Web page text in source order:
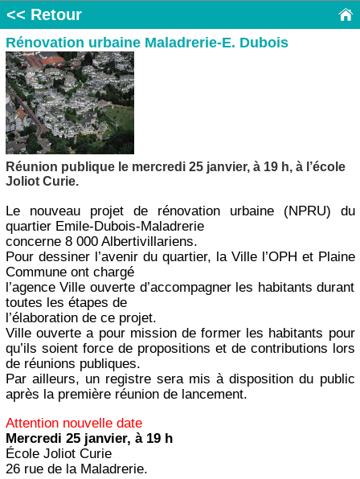
<< Retour
Rénovation urbaine Maladrerie-E. Dubois
Réunion publique le mercredi 25 janvier, à 19 h, à l’école
Joliot Curie.
Le nouveau projet de rénovation urbaine (NPRU) du
quartier Emile-Dubois-Maladrerie
concerne 8 000 Albertivillariens.
Pour dessiner l’avenir du quartier, la Ville l’OPH et Plaine
Commune ont chargé
l’agence Ville ouverte d’accompagner les habitants durant
toutes les étapes de
l’élaboration de ce projet.
Ville ouverte a pour mission de former les habitants pour
qu’ils soient force de propositions et de contributions lors
de réunions publiques.
Par ailleurs, un registre sera mis à disposition du public
après la première réunion de lancement.
Attention nouvelle date
Mercredi 25 janvier, à 19 h
École Joliot Curie
26 rue de la Maladrerie.